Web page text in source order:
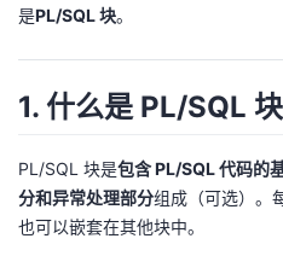
我
博
的
我
是PL/SQL 块。
1. 什么是 PL/SQL 块
PL/SQL 块是包含 PL/SQL 代码的
分和异常处理部分组成（可选）。
也可以嵌套在其他块中。